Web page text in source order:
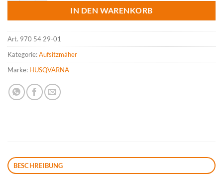
IN DEN WARENKORB
Art. 970 54 29-01
Kategorie:Aufsitzmäher
Marke: HUSQVARNA
BESCHREIBUNG